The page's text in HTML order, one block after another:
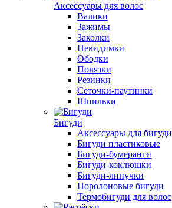
Аксессуары для волос
Валики
Зажимы
Заколки
Невидимки
Ободки
Повязки
Резинки
Сеточки-паутинки
Шпильки
Бигуди
Аксессуары для бигуди
Бигуди пластиковые
Бигуди-бумеранги
Бигуди-коклюшки
Бигуди-липучки
Поролоновые бигуди
Термобигуди для волос